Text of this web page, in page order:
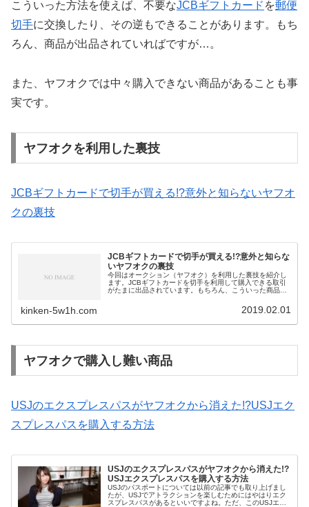
こういった方法を使えば、不要なJCBギフトカード を郵便
切手に交換したり、その逆もできることがあります。もち
ろん、商品が出品されていればですが…。
また、ヤフオクでは中々購入できない商品があることも事
実です。
ヤフオクを利用した裏技
JCBギフトカードで切手が買える!?意外と知らないヤフオ
クの裏技
JCBギフトカードで切手が買える!?意外と知らな
いヤフオクの裏技
今回はオークション（ヤフオク）を利用した裏技を紹介し
ます。JCBギフトカードを切手を利用して購入できる取引
がたまに出品されています。もちろん、こういった商品の
kinken-5w1h.com 2019.02.01
ヤフオクで購入し難い商品
USJのエクスプレスパスがヤフオクから消えた!?USJエク
スプレスパスを購入する方法
USJのエクスプレスパスがヤフオクから消えた!?
USJエクスプレスパスを購入する方法
USJのパスポートについては以前の記事でも取り上げまし
たが、USJでアトラクションを楽しむためにはやはりエク
スプレスパスがあるといいですよね。ただ、このUSJエク